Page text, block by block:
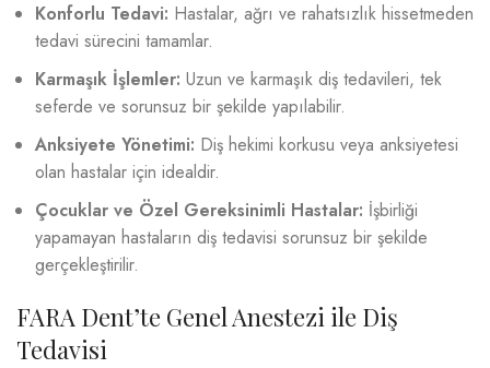
Konforlu Tedavi: Hastalar, ağrı ve rahatsızlık hissetmeden
tedavi sürecini tamamlar.
Karmaşık İşlemler: Uzun ve karmaşık diş tedavileri, tek
seferde ve sorunsuz bir şekilde yapılabilir.
Anksiyete Yönetimi: Diş hekimi korkusu veya anksiyetesi
olan hastalar için idealdir.
Çocuklar ve Özel Gereksinimli Hastalar: İşbirliği
yapamayan hastaların diş tedavisi sorunsuz bir şekilde
gerçekleştirilir.
FARA Dent’te Genel Anestezi ile Diş
Tedavisi